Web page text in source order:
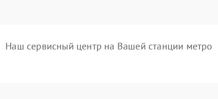
Наш сервисный центр на Вашей станции метро